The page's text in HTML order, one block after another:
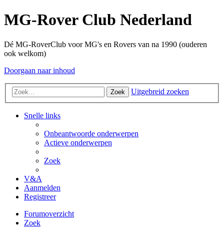
MG-Rover Club Nederland
Dé MG-RoverClub voor MG's en Rovers van na 1990 (ouderen
ook welkom)
Doorgaan naar inhoud
Zoek Uitgebreid zoeken
Snelle links
Onbeantwoorde onderwerpen
Actieve onderwerpen
Zoek
V&A
Aanmelden
Registreer
Forumoverzicht
Zoek